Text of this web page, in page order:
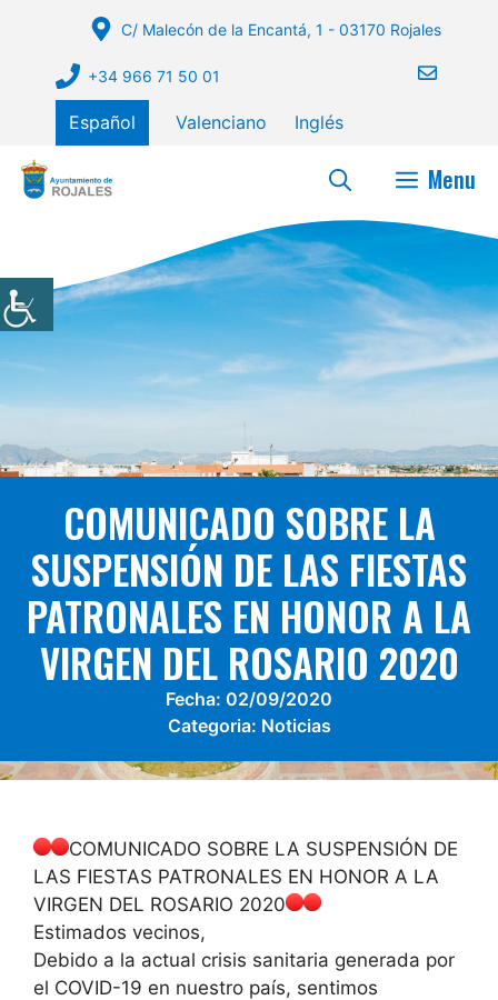
contenido
C/ Malecón de la Encantá, 1 - 03170 Rojales
+34 966 71 50 01
Español Valenciano Inglés
Menu
COMUNICADO SOBRE LA
SUSPENSIÓN DE LAS FIESTAS
PATRONALES EN HONOR A LA
VIRGEN DEL ROSARIO 2020
Fecha: 02/09/2020
Categoria: Noticias
COMUNICADO SOBRE LA SUSPENSIÓN DE
LAS FIESTAS PATRONALES EN HONOR A LA
VIRGEN DEL ROSARIO 2020
Estimados vecinos,
Debido a la actual crisis sanitaria generada por
el COVID-19 en nuestro país, sentimos